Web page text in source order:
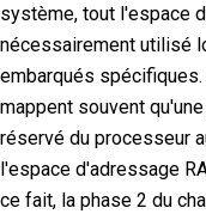
système, tout l'espace
nécessairement utilisé
embarqués
mappent souvent
réservé du processeur
l'espace d'adressage
ce fait, la phase 2 du